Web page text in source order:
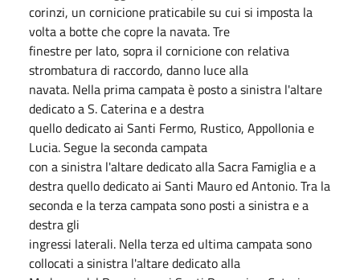
corinzi, un cornicione praticabile su cui si imposta la
volta a botte che copre la navata. Tre
finestre per lato, sopra il cornicione con relativa
strombatura di raccordo, danno luce alla
navata. Nella prima campata è posto a sinistra l'altare
dedicato a S. Caterina e a destra
quello dedicato ai Santi Fermo, Rustico, Appollonia e
Lucia. Segue la seconda campata
con a sinistra l'altare dedicato alla Sacra Famiglia e a
destra quello dedicato ai Santi Mauro ed Antonio. Tra la
seconda e la terza campata sono posti a sinistra e a
destra gli
ingressi laterali. Nella terza ed ultima campata sono
collocati a sinistra l'altare dedicato alla